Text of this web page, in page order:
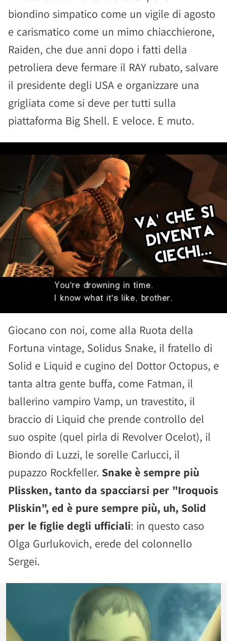
biondino simpatico come un vigile di agosto
e carismatico come un mimo chiacchierone,
Raiden, che due anni dopo i fatti della
petroliera deve fermare il RAY rubato, salvare
il presidente degli USA e organizzare una
grigliata come si deve per tutti sulla
piattaforma Big Shell. E veloce. E muto.
Giocano con noi, come alla Ruota della
Fortuna vintage, Solidus Snake, il fratello di
Solid e Liquid e cugino del Dottor Octopus, e
tanta altra gente buffa, come Fatman, il
ballerino vampiro Vamp, un travestito, il
braccio di Liquid che prende controllo del
suo ospite (quel pirla di Revolver Ocelot), il
Biondo di Luzzi, le sorelle Carlucci, il
pupazzo Rockfeller. Snake è sempre più
Plissken, tanto da spacciarsi per "Iroquois
Pliskin", ed è pure sempre più, uh, Solid
per le figlie degli ufficiali: in questo caso
Olga Gurlukovich, erede del colonnello
Sergei.